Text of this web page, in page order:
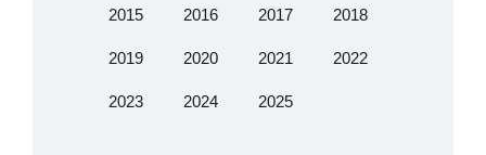
2015 2016 2017 2018
2019 2020 2021 2022
2023 2024 2025